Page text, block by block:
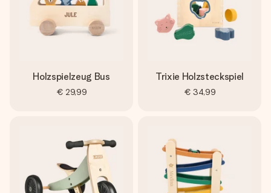
Holzspielzeug Bus
€ 29,99
Trixie Holzsteckspiel
€ 34,99